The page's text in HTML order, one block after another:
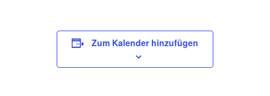
Zum Kalender hinzufügen